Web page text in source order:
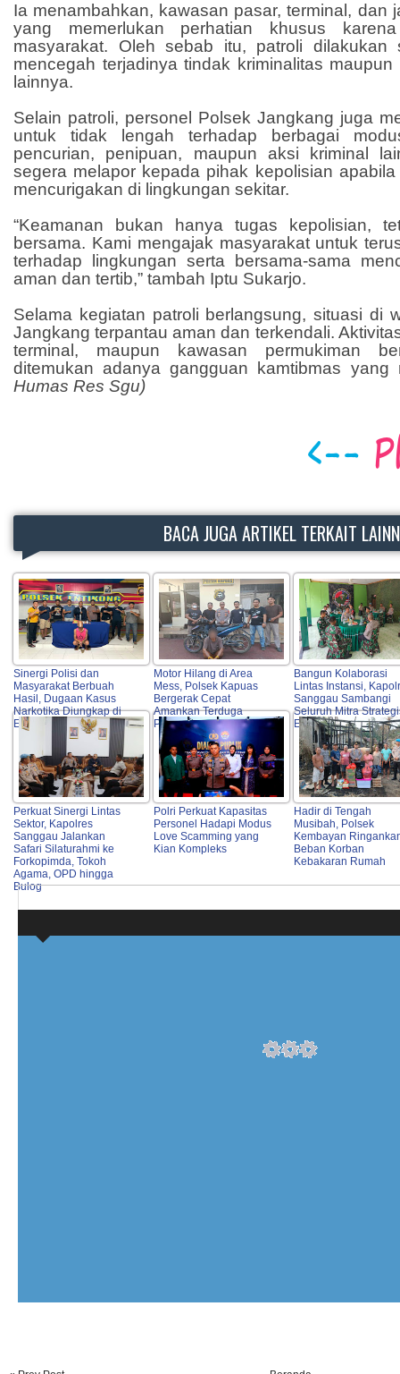
Ia menambahkan, kawasan pasar, terminal, dan
yang memerlukan perhatian khusus
masyarakat. Oleh sebab itu, patroli dilakukan
mencegah terjadinya tindak kriminalitas
lainnya.
Selain patroli, personel Polsek Jangkang juga
untuk tidak lengah terhadap berbagai
pencurian, penipuan, maupun aksi kriminal
segera melapor kepada pihak kepolisian
mencurigakan di lingkungan sekitar.
“Keamanan bukan hanya tugas kepolisian,
bersama. Kami mengajak masyarakat untuk
terhadap lingkungan serta bersama-sama
aman dan tertib,” tambah Iptu Sukarjo.
Selama kegiatan patroli berlangsung, situasi di
Jangkang terpantau aman dan terkendali.
terminal, maupun kawasan permukiman
ditemukan adanya gangguan kamtibmas yang
Humas Res Sgu)
BACA JUGA ARTIKEL TERKAIT
Sinergi Polisi dan
Masyarakat Berbuah
Hasil, Dugaan Kasus
Narkotika Diungkap di
Entikong
Motor Hilang di Area
Mess, Polsek Kapuas
Bergerak Cepat
Amankan Terduga
Pelaku
Bangun Kolaborasi
Lintas Instansi,
Sanggau Sambangi
Seluruh Mitra
Entikong
Perkuat Sinergi Lintas
Sektor, Kapolres
Sanggau Jalankan
Safari Silaturahmi ke
Forkopimda, Tokoh
Agama, OPD hingga
Bulog
Polri Perkuat Kapasitas
Personel Hadapi Modus
Love Scamming yang
Kian Kompleks
Hadir di Tengah
Musibah, Polsek
Kembayan
Beban Korban
Kebakaran Rumah